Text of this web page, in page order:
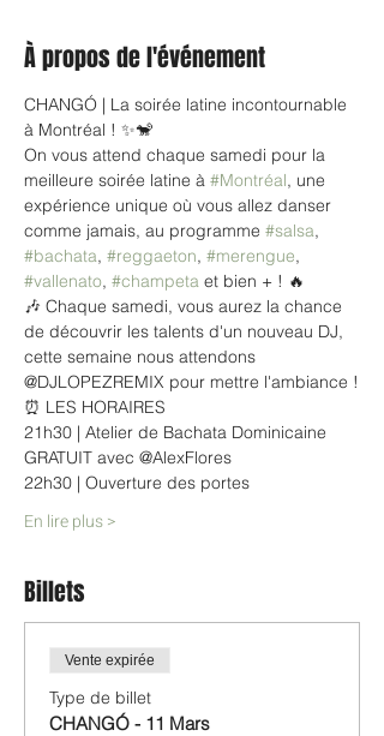
À propos de l'événement
CHANGÓ | La soirée latine incontournable
à Montréal ! ✨🐒
On vous attend chaque samedi pour la
meilleure soirée latine à #Montréal, une
expérience unique où vous allez danser
comme jamais, au programme #salsa,
#bachata, #reggaeton, #merengue,
#vallenato, #champeta et bien + ! 🔥
🎶 Chaque samedi, vous aurez la chance
de découvrir les talents d'un nouveau DJ,
cette semaine nous attendons
@DJLOPEZREMIX pour mettre l'ambiance !
⏰ LES HORAIRES
21h30 | Atelier de Bachata Dominicaine
GRATUIT avec @AlexFlores
22h30 | Ouverture des portes
En lire plus >
Billets
Vente expirée
Type de billet
CHANGÓ - 11 Mars